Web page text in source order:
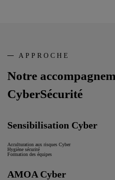
Notre
CyberSécurité
APPROCHE
Sensibilisation Cyber
Acculturation aux risques Cyber
Hygiène sécurité
Formation des équipes
AMOA Cyber